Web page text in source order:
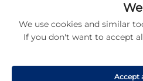
We use cookies and similar
If you don't want to accept
Accept